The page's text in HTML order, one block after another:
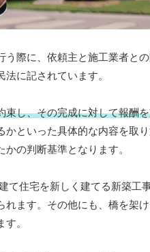
際に、依頼主と施工業者と
に記されています。
し、その完成に対して報酬
といった具体的な内容を取
の判断基準となります。
て住宅を新しく建てる新築工
ます。その他にも、橋を架
。